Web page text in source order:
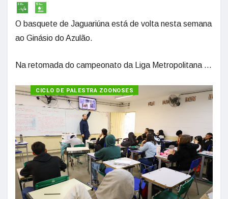
O basquete de Jaguariúna está de volta nesta semana
ao Ginásio do Azulão.
Na retomada do campeonato da Liga Metropolitana ...
CICLO DE PALESTRA ZOONOSES